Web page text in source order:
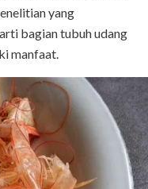
yang
bagian tubuh udang
manfaat.